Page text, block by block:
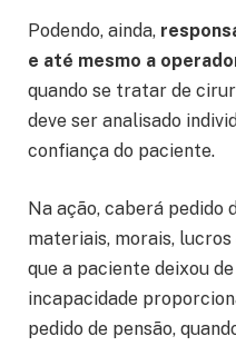
Podendo, ainda,
e até mesmo a
quando se tratar de
deve ser analisado
confiança do paciente.
Na ação, caberá pedido
materiais, morais,
que a paciente deixou
incapacidade
pedido de pensão,